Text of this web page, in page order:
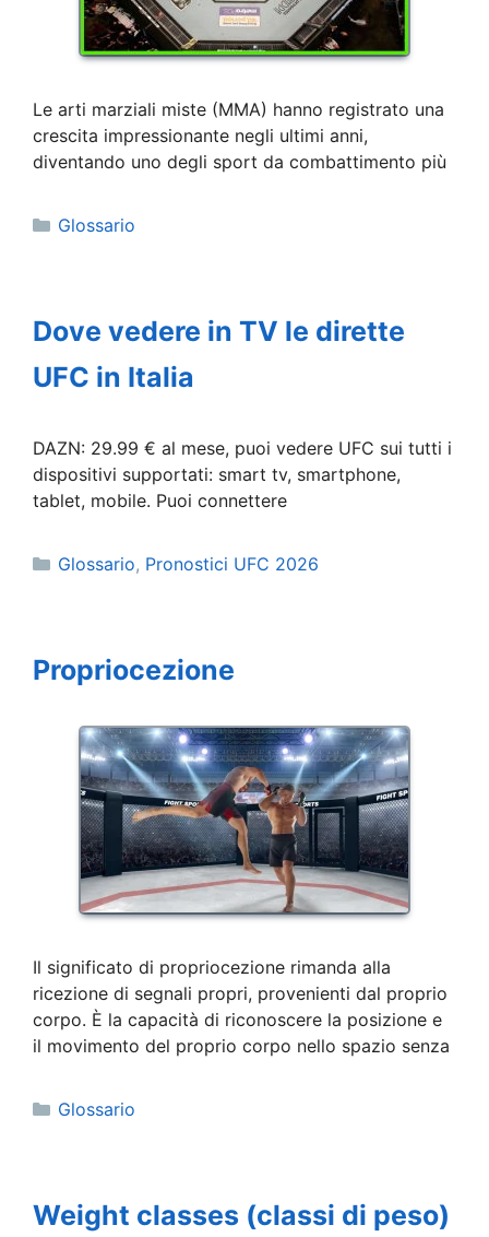
Le arti marziali miste (MMA) hanno registrato una
crescita impressionante negli ultimi anni,
diventando uno degli sport da combattimento più
Categorie
Glossario
Dove vedere in TV le dirette
UFC in Italia
DAZN: 29.99 € al mese, puoi vedere UFC sui tutti i
dispositivi supportati: smart tv, smartphone,
tablet, mobile. Puoi connettere
Categorie
Glossario, Pronostici UFC 2026
Propriocezione
Il significato di propriocezione rimanda alla
ricezione di segnali propri, provenienti dal proprio
corpo. È la capacità di riconoscere la posizione e
il movimento del proprio corpo nello spazio senza
Categorie
Glossario
Weight classes (classi di peso)